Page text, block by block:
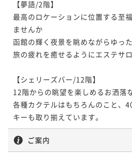
【夢語/2階】
最高のロケーションに位置する至
ませんか
函館の輝く夜景を眺めながらゆっ
旅の疲れを癒せるようにエステサロ
【シェリーズバー/12階】
12階からの眺望を楽しめるお洒落
各種カクテルはもちろんのこと、
キーも取り揃えています。
ご案内